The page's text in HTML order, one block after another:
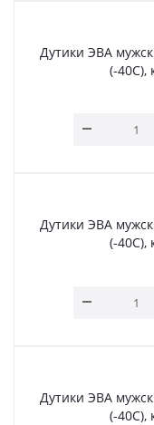
Дутики ЭВА
(-40С),
Дутики ЭВА
(-40С),
Дутики ЭВА
(-40С),